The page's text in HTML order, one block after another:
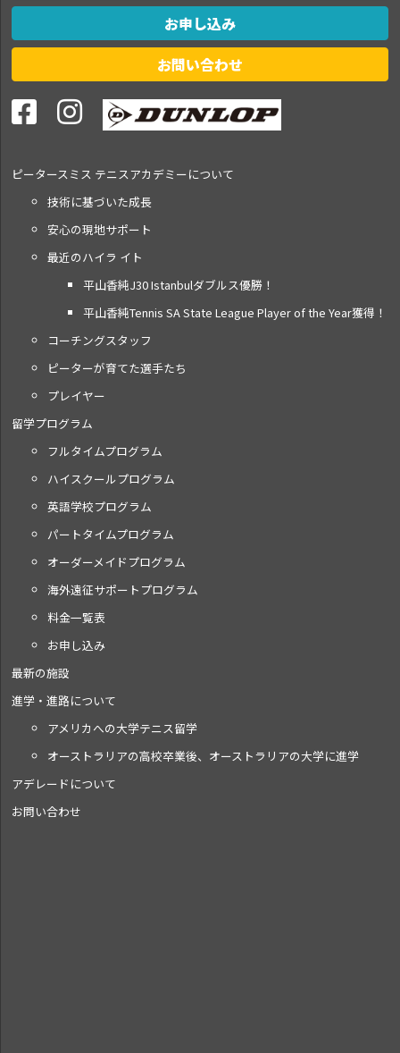
お申し込み
お問い合わせ
ピータースミス テニスアカデミーについて
技術に基づいた成長
安心の現地サポート
最近のハイラ イト
平山香純J30 Istanbulダブルス優勝！
平山香純Tennis SA State League Player of the Year獲得！
コーチングスタッフ
ピーターが育てた選手たち
プレイヤー
留学プログラム
フルタイムプログラム
ハイスクールプログラム
英語学校プログラム
パートタイムプログラム
オーダーメイドプログラム
海外遠征サポートプログラム
料金一覧表
お申し込み
最新の施設
進学・進路について
アメリカへの大学テニス留学
オーストラリアの高校卒業後、オーストラリアの大学に進学
アデレードについて
お問い合わせ